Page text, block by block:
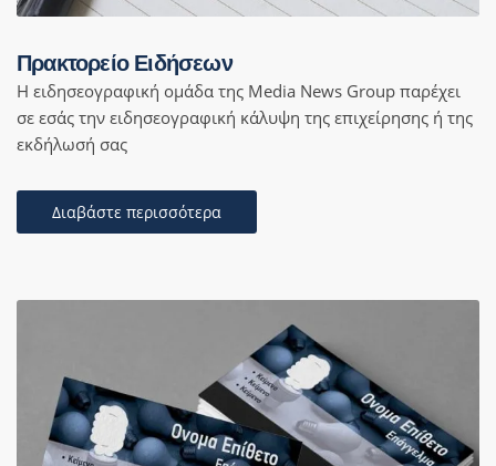
Πρακτορείο Ειδήσεων
Η ειδησεογραφική ομάδα της Media News Group παρέχει
σε εσάς την ειδησεογραφική κάλυψη της επιχείρησης ή της
εκδήλωσή σας
Διαβάστε περισσότερα